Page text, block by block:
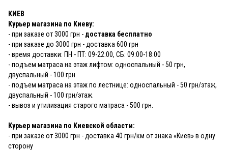
КИЕВ
Курьер магазина по Киеву:
- при заказе от 3000 грн - доставка бесплатно
- при заказе до 3000 грн - доставка 600 грн
- время доставки: ПН - ПТ: 09-22:00, СБ: 09:00-18:00
- подъем матраса на этаж лифтом: односпальный - 50 грн,
двуспальный - 100 грн.
- подъем матраса на этаж по лестнице: односпальный - 50 грн/этаж,
двуспальный - 100 грн/этаж.
- вывоз и утилизация старого матраса - 500 грн.
Курьер магазина по Киевской области:
- при заказе от 3000 грн - доставка 40 грн/км от знака «Киев» в одну
сторону